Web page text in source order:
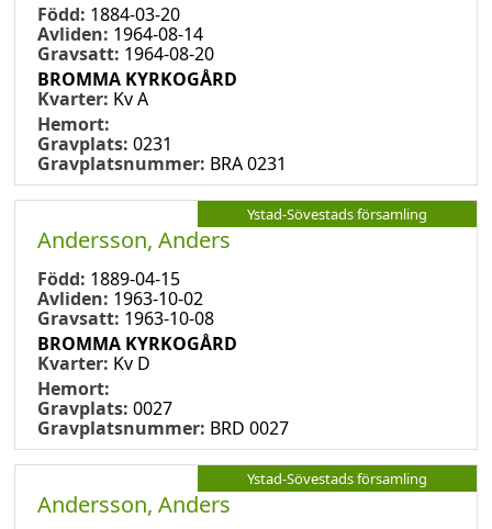
Född: 1884-03-20
Avliden: 1964-08-14
Gravsatt: 1964-08-20
BROMMA KYRKOGÅRD
Kvarter: Kv A
Hemort:
Gravplats: 0231
Gravplatsnummer: BRA 0231
Ystad-Sövestads församling
Andersson, Anders
Född: 1889-04-15
Avliden: 1963-10-02
Gravsatt: 1963-10-08
BROMMA KYRKOGÅRD
Kvarter: Kv D
Hemort:
Gravplats: 0027
Gravplatsnummer: BRD 0027
Ystad-Sövestads församling
Andersson, Anders